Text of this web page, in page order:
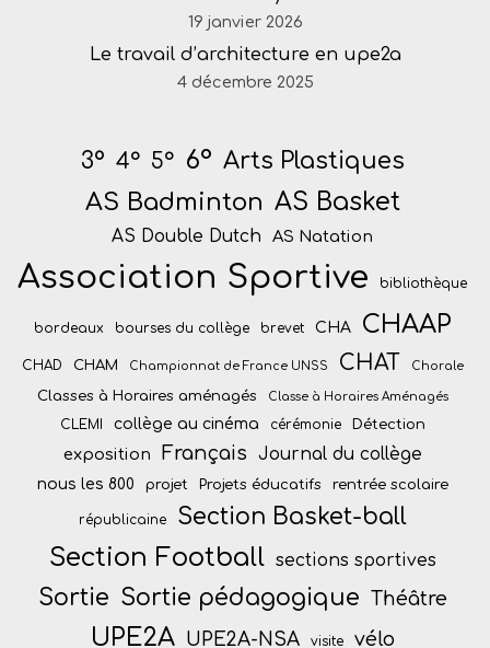
19 janvier 2026
Le travail d’architecture en upe2a
4 décembre 2025
3° 4° 5° 6° Arts Plastiques
AS Badminton AS Basket
AS Double Dutch AS Natation
Association Sportive bibliothèque
bordeaux bourses du collège brevet CHA CHAAP
CHAD CHAM Championnat de France UNSS CHAT Chorale
Classes à Horaires aménagés Classe à Horaires Aménagés
CLEMI collège au cinéma cérémonie Détection
exposition Français Journal du collège
nous les 800 projet Projets éducatifs rentrée scolaire
républicaine Section Basket-ball
Section Football sections sportives
Sortie Sortie pédagogique Théâtre
UPE2A UPE2A-NSA visite vélo